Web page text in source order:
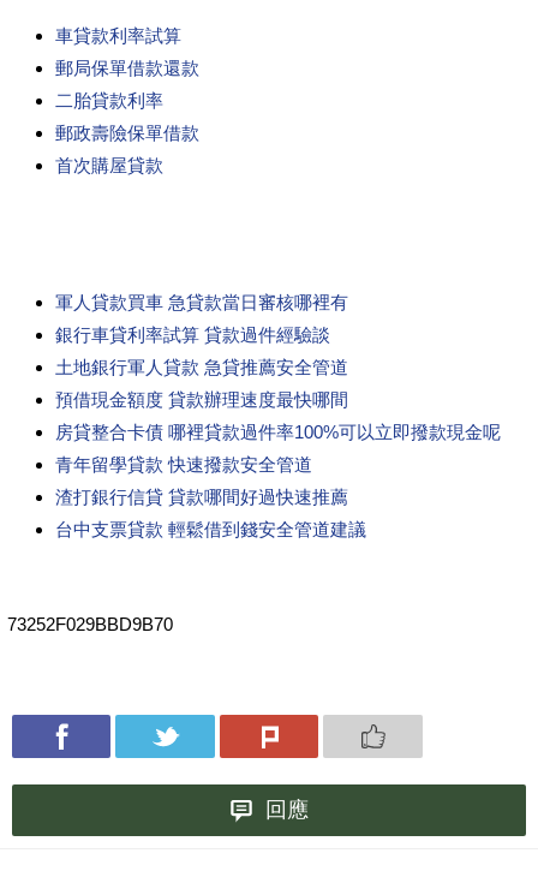
車貸款利率試算
郵局保單借款還款
二胎貸款利率
郵政壽險保單借款
首次購屋貸款
軍人貸款買車 急貸款當日審核哪裡有
銀行車貸利率試算 貸款過件經驗談
土地銀行軍人貸款 急貸推薦安全管道
預借現金額度 貸款辦理速度最快哪間
房貸整合卡債 哪裡貸款過件率100%可以立即撥款現金呢
青年留學貸款 快速撥款安全管道
渣打銀行信貸 貸款哪間好過快速推薦
台中支票貸款 輕鬆借到錢安全管道建議
73252F029BBD9B70
回應